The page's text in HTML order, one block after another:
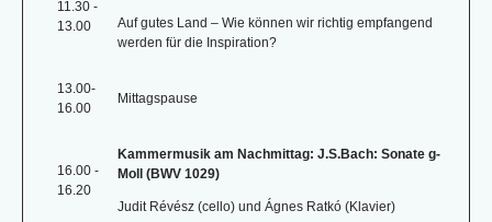
11.30 -
13.00
Auf gutes Land – Wie können wir richtig empfangend
werden für die Inspiration?
13.00-
16.00
Mittagspause
16.00 -
16.20
Kammermusik am Nachmittag: J.S.Bach: Sonate g-
Moll (BWV 1029)
Judit Révész (cello) und Ágnes Ratkó (Klavier)